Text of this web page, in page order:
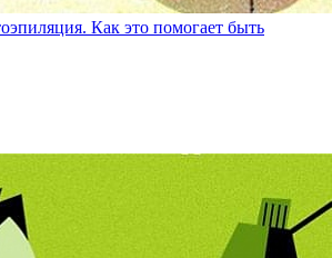
Как это помогает быть